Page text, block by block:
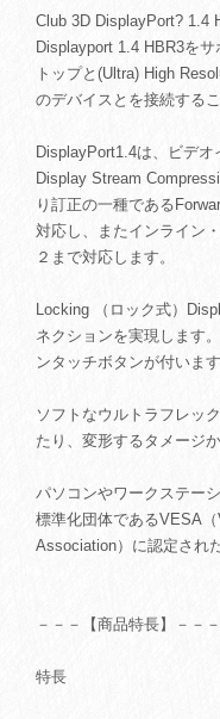
Club 3D DisplayPort? 1.4
Displayport 1.4 HBR3を
トップと(Ultra) High
のデバイスとを接続する
DisplayPort1.4は、ビデ
Display Stream
り訂正の一種である
対応し、またインライン
２まで対応します。
Locking （ロック式）
ネクションを実現します
ンタッチボタンが付います
ソフトなウルトラフレッ
たり、変形するタメージ
パソコンやワークステー
標準化団体であるVESA
Association）に認定され
－－－【商品特長】－－－
特長